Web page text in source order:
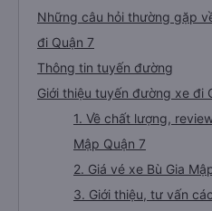
Những câu hỏi thường gặp
đi Quận 7
Thông tin tuyến đường
Giới thiệu tuyến đường xe đi
1. Về chất lượng,
Mập Quận 7
2. Giá vé xe Bù Gia
3. Giới thiệu, tư vấn